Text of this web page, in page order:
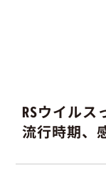
RSウイル
流行時期、